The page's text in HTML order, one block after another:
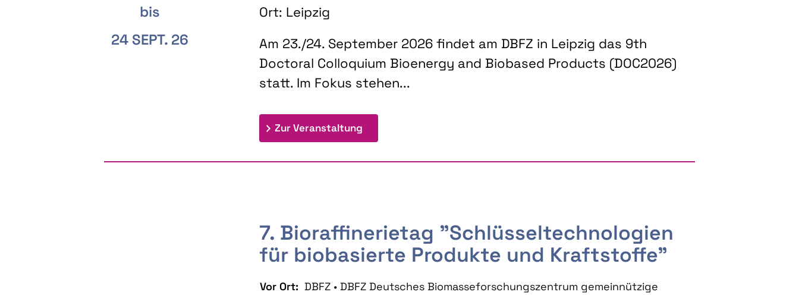
bis
24 SEPT. 26
Ort: Leipzig
Am 23./24. September 2026 findet am DBFZ in Leipzig das 9th
Doctoral Colloquium Bioenergy and Biobased Products (DOC2026)
statt. Im Fokus stehen...
Zur Veranstaltung: 9th Doctoral Colloquium BIOENERGY AND BIOBASED PRODUCTS
7. Bioraffinerietag "Schlüsseltechnologien
für biobasierte Produkte und Kraftstoffe"
Vor Ort: DBFZ • DBFZ Deutsches Biomasseforschungszentrum gemeinnützige